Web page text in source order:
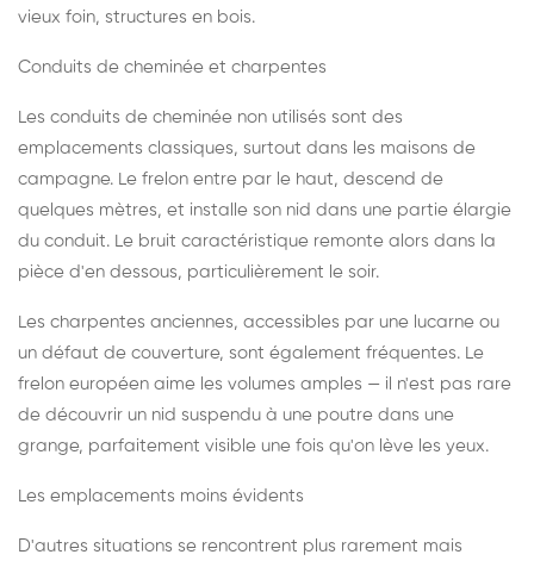
vieux foin, structures en bois.
Conduits de cheminée et charpentes
Les conduits de cheminée non utilisés sont des
emplacements classiques, surtout dans les maisons de
campagne. Le frelon entre par le haut, descend de
quelques mètres, et installe son nid dans une partie élargie
du conduit. Le bruit caractéristique remonte alors dans la
pièce d'en dessous, particulièrement le soir.
Les charpentes anciennes, accessibles par une lucarne ou
un défaut de couverture, sont également fréquentes. Le
frelon européen aime les volumes amples — il n'est pas rare
de découvrir un nid suspendu à une poutre dans une
grange, parfaitement visible une fois qu'on lève les yeux.
Les emplacements moins évidents
D'autres situations se rencontrent plus rarement mais